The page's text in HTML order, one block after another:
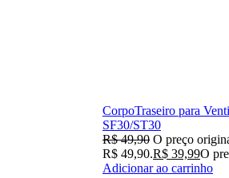
CorpoTraseiro para
SF30/ST30
R$49,90 O preço
R$ 49,90.R$ 39,99O
Adicionar ao carrinho